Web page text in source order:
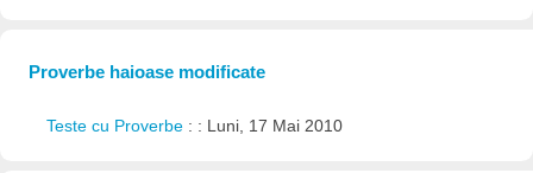
Proverbe haioase modificate
Teste cu Proverbe : : Luni, 17 Mai 2010